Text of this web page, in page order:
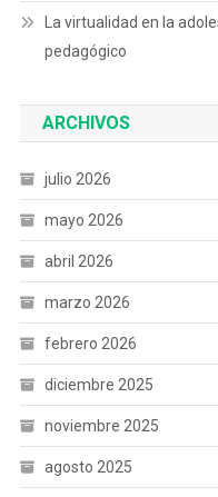
La virtualidad en la
pedagógico
ARCHIVOS
julio 2026
mayo 2026
abril 2026
marzo 2026
febrero 2026
diciembre 2025
noviembre 2025
agosto 2025